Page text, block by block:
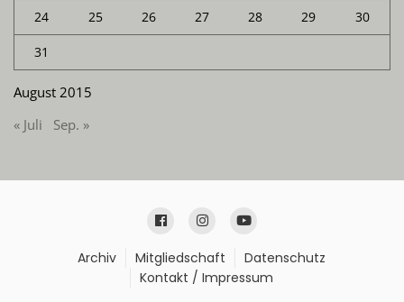
August 2015
24 25 26 27 28 29 30
31
« Juli Sep. »
Archiv Mitgliedschaft
Datenschutz
Kontakt / Impressum